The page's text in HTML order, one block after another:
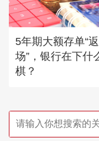
5年期大额存单“返
场”，银行在下什
棋？